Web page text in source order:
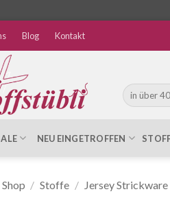
Blog Kontakt
Suche
nach:
NEU EINGETROFFEN
Shop / Stoffe / Jersey Strickware